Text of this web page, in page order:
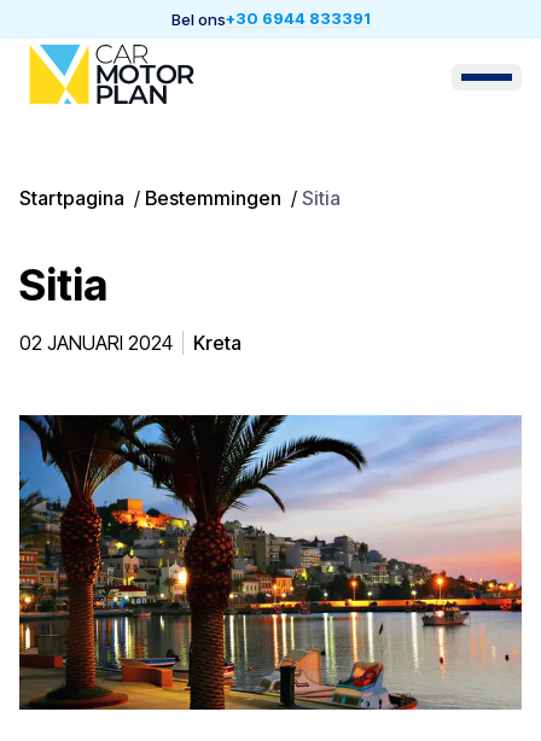
Bel ons+30 6944 833391
Startpagina / Bestemmingen / Sitia
Sitia
02 JANUARI 2024 Kreta